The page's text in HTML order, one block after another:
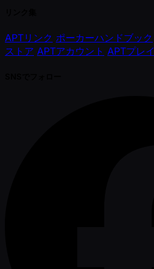
APTリンク ポーカーハンドブック
ストア APTアカウント APTプレイ